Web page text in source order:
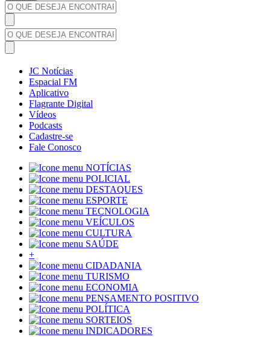
JC Notícias
Espacial FM
Aplicativo
Flagrante Digital
Vídeos
Podcasts
Cadastre-se
Fale Conosco
NOTÍCIAS
POLICIAL
DESTAQUES
ESPORTE
TECNOLOGIA
VEÍCULOS
CULTURA
SAÚDE
+
CIDADANIA
TURISMO
ECONOMIA
PENSAMENTO POSITIVO
POLÍTICA
SORTEIOS
INDICADORES